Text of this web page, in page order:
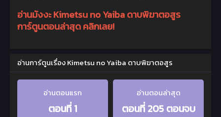
อ่านมังงะ Kimetsu no Yaiba ดาบพิฆาตอสูร
การ์ตูนตอนล่าสุด คลิกเลย!
อ่านการ์ตูนเรื่อง Kimetsu no Yaiba ดาบพิฆาตอสูร
อ่านตอนแรก
ตอนที่ 1
อ่านตอนล่าสุด
ตอนที่ 205 ตอนจบ